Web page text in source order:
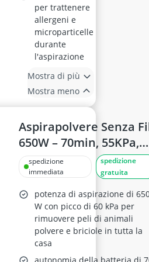
per trattenere
allergeni e
microparticelle
durante
l'aspirazione
Mostra di più
Mostra meno
Aspirapolvere Senza
650W – 70min, 55KPa,
1.8L, 8 Stadi Filtrati,
Autoportante, Ricarica
a Parete, Touch Screen
LED, Anti-Groviglio, Per
Animali/Pavimenti/Auto
spedizione
immediata
spedizione
gratuita
potenza di aspirazione di
W con picco di 60 kPa per
rimuovere peli di animali
polvere e briciole in tutta la
casa